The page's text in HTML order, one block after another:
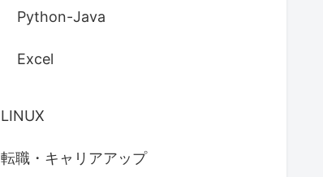
Python-Java
Excel
LINUX
転職・キャリアアップ